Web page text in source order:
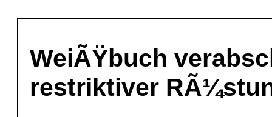
WeiÃŸbuch
restriktiver